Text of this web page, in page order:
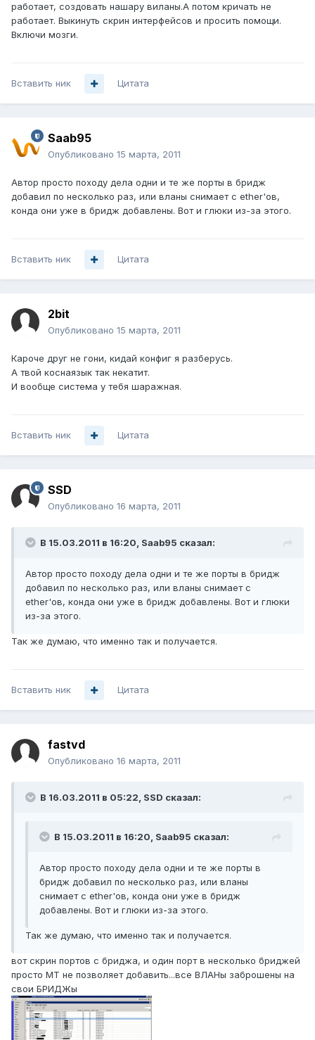
работает, создовать нашару виланы.А потом кричать не
работает. Выкинуть скрин интерфейсов и просить помощи.
Включи мозги.
Вставить ник Цитата
Saab95
Опубликовано 15 марта, 2011
Автор просто походу дела одни и те же порты в бридж
добавил по несколько раз, или вланы снимает с ether'ов,
конда они уже в бридж добавлены. Вот и глюки из-за этого.
Вставить ник Цитата
2bit
Опубликовано 15 марта, 2011
Кароче друг не гони, кидай конфиг я разберусь.
А твой коснаязык так некатит.
И вообще система у тебя шаражная.
Вставить ник Цитата
SSD
Опубликовано 16 марта, 2011
В 15.03.2011 в 16:20, Saab95 сказал:
Автор просто походу дела одни и те же порты в бридж
добавил по несколько раз, или вланы снимает с
ether'ов, конда они уже в бридж добавлены. Вот и глюки
из-за этого.
Так же думаю, что именно так и получается.
Вставить ник Цитата
fastvd
Опубликовано 16 марта, 2011
В 16.03.2011 в 05:22, SSD сказал:
В 15.03.2011 в 16:20, Saab95 сказал:
Автор просто походу дела одни и те же порты в
бридж добавил по несколько раз, или вланы
снимает с ether'ов, конда они уже в бридж
добавлены. Вот и глюки из-за этого.
Так же думаю, что именно так и получается.
вот скрин портов с бриджа, и один порт в несколько бриджей
просто МТ не позволяет добавить...все ВЛАНы заброшены на
свои БРИДЖы